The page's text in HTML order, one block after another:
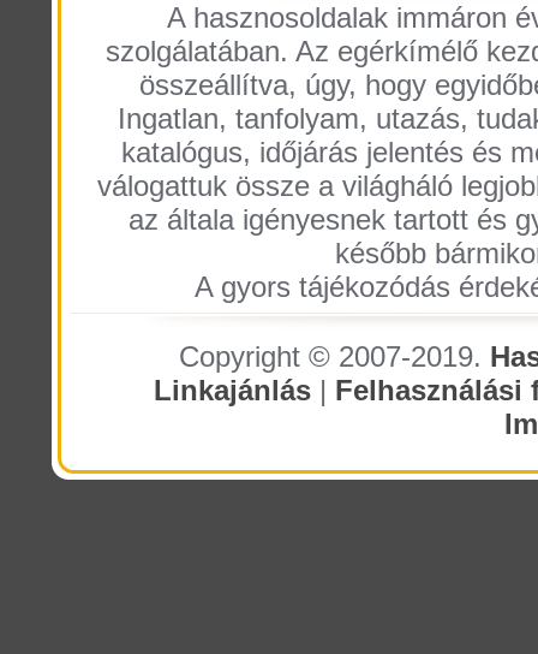
A hasznosoldalak immáron
szolgálatában. Az egérkímélő
összeállítva, úgy, hogy
Ingatlan, tanfolyam, utazás,
katalógus, időjárás jelentés és
válogattuk össze a világháló
az általa igényesnek tartott és
később
A gyors tájékozódás
Copyright © 2007-2019.
Linkajánlás | Felhasználási